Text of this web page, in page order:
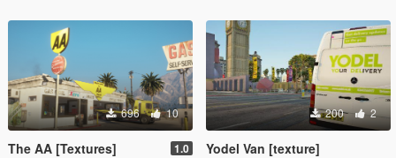
696 10
The AA [Textures] 1.0
200 2
Yodel Van [texture]